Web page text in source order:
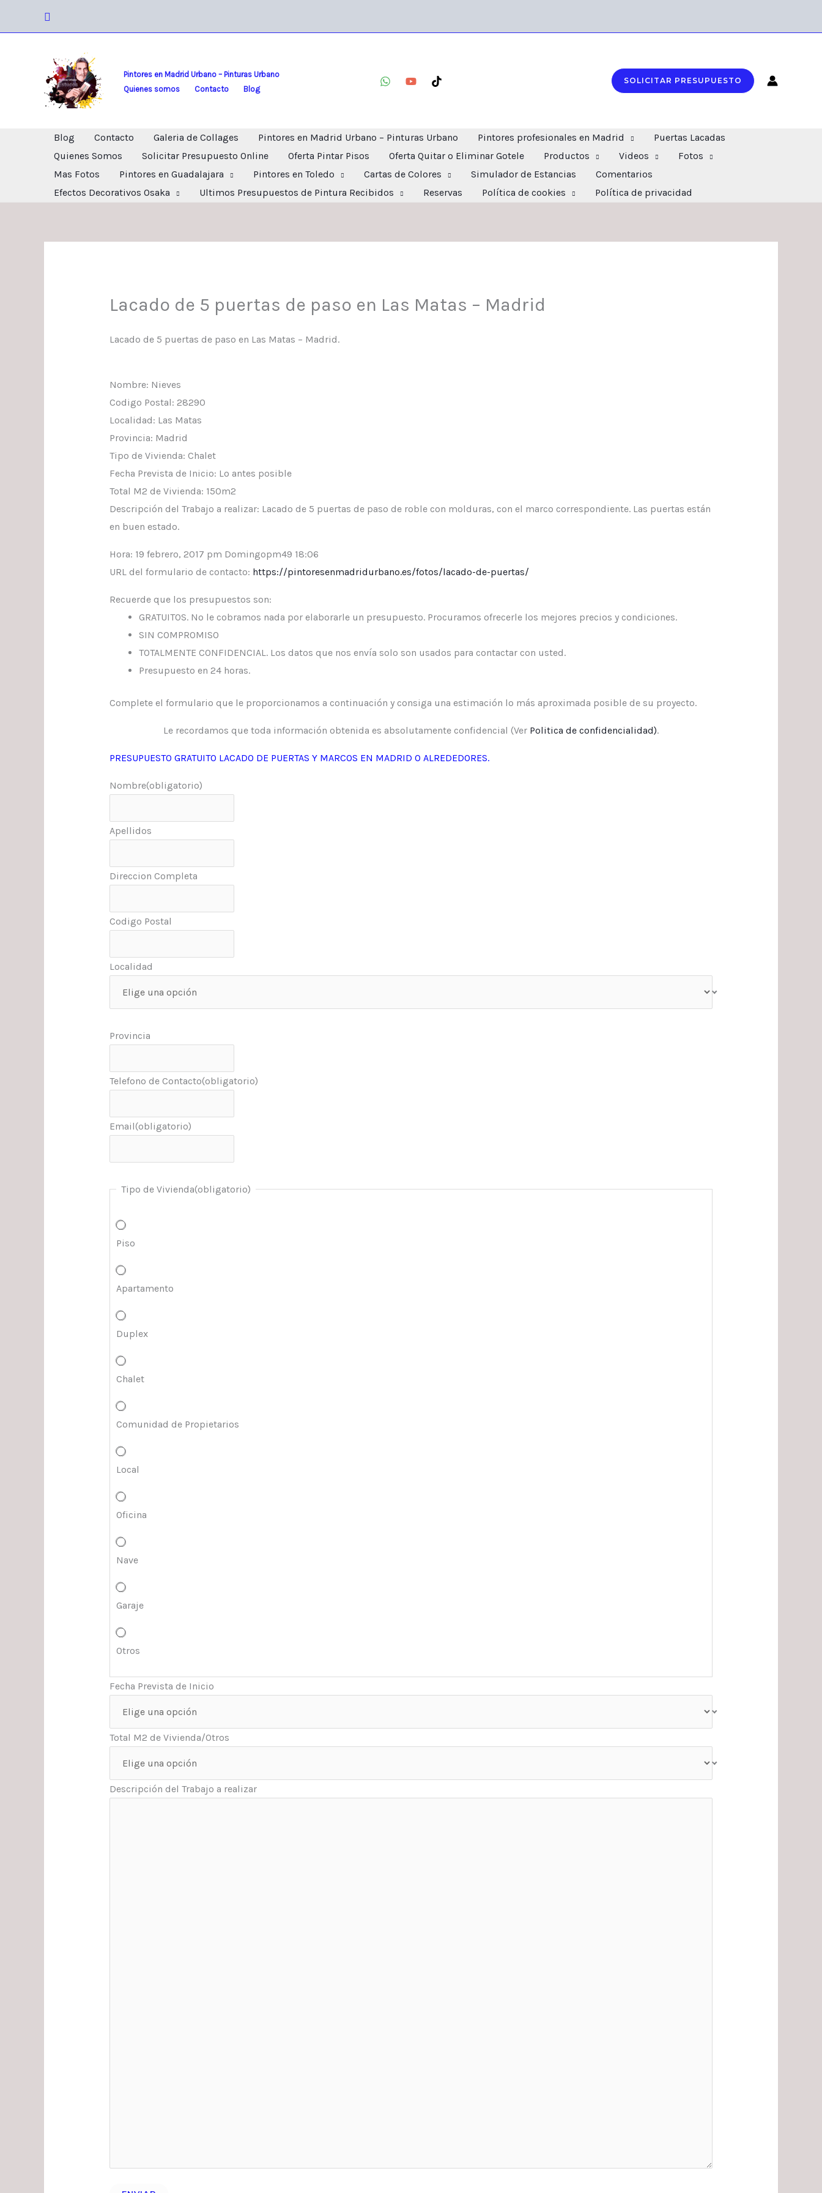
Buscar
Pintores en Madrid Urbano – Pinturas Urbano
Quienes somos
Contacto Blog
SOLICITAR PRESUPUESTO
Blog Contacto Galeria de Collages Pintores en Madrid Urbano – Pinturas Urbano Pintores profesionales en Madrid
Puertas Lacadas
Quienes Somos
Solicitar Presupuesto Online Oferta Pintar Pisos Oferta Quitar o Eliminar Gotele Productos Videos
Fotos
Mas Fotos
Pintores en Guadalajara Pintores en Toledo Cartas de Colores Simulador de Estancias
Comentarios
Efectos Decorativos Osaka
Ultimos Presupuestos de Pintura Recibidos Reservas Política de cookies Política de privacidad
Lacado de 5 puertas de paso en Las Matas – Madrid
Lacado de 5 puertas de paso en Las Matas – Madrid.
Nombre: Nieves
Codigo Postal: 28290
Localidad: Las Matas
Provincia: Madrid
Tipo de Vivienda: Chalet
Fecha Prevista de Inicio: Lo antes posible
Total M2 de Vivienda: 150m2
Descripción del Trabajo a realizar: Lacado de 5 puertas de paso de roble con molduras, con el marco correspondiente. Las puertas están
en buen estado.
Hora: 19 febrero, 2017 pm Domingopm49 18:06
URL del formulario de contacto: https://pintoresenmadridurbano.es/fotos/lacado-de-puertas/
Recuerde que los presupuestos son:
GRATUITOS. No le cobramos nada por elaborarle un presupuesto. Procuramos ofrecerle los mejores precios y condiciones.
SIN COMPROMISO
TOTALMENTE CONFIDENCIAL. Los datos que nos envía solo son usados para contactar con usted.
Presupuesto en 24 horas.
Complete el formulario que le proporcionamos a continuación y consiga una estimación lo más aproximada posible de su proyecto.
Le recordamos que toda información obtenida es absolutamente confidencial (Ver Politica de confidencialidad).
PRESUPUESTO GRATUITO LACADO DE PUERTAS Y MARCOS EN MADRID O ALREDEDORES.
Nombre(obligatorio)
Apellidos
Direccion Completa
Codigo Postal
Localidad
Provincia
Telefono de Contacto(obligatorio)
Email(obligatorio)
Tipo de Vivienda(obligatorio)
Piso
Apartamento
Duplex
Chalet
Comunidad de Propietarios
Local
Oficina
Nave
Garaje
Otros
Fecha Prevista de Inicio
Total M2 de Vivienda/Otros
Descripción del Trabajo a realizar